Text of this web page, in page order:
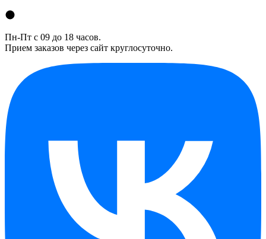
Пн-Пт с 09 до 18 часов.
Прием заказов через сайт круглосуточно.